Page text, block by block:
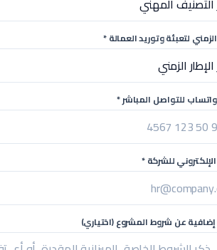
الزمني لتعبئة وتوريد العمالة *
للتواصل المباشر *
الإلكتروني للشركة *
عن شروط المشروع (اختياري)